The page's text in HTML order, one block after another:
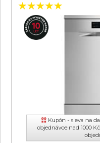
Kupón - sleva na
objednávce nad 1000